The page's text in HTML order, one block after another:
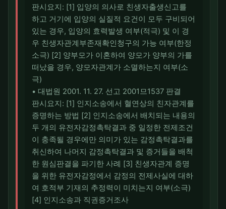
판시요지: [1] 입양의 의사로 친생자출생신고를
하고 거기에 입양의 실질적 요건이 모두 구비되어
있는 경우, 입양의 효력발생 여부(적극) 및 이 경
우 친생자관계부존재확인청구의 가능 여부(한정
소극) [2] 양부모가 이혼하여 양모가 양부의 가를
떠났을 경우, 양모자관계가 소멸하는지 여부(소
극)
• 대법원 2001. 11. 27. 선고 2001므1537 판결
판시요지: [1] 인지소송에서 혈연상의 친자관계를
증명하는 방법 [2] 인지소송에서 배치되는 내용의
두 개의 유전자감정촉탁결과 중 일정한 전제조건
이 충족될 경우에만 의미가 있는 감정촉탁결과를
취신하여 나머지 감정촉탁결과 및 증거들을 배척
한 원심판결을 파기한 사례 [3] 친생자관계 증명
을 위한 유전자감정에서 감정의 전제사실에 대하
여 호적부 기재의 추정력이 미치는지 여부(소극)
[4] 인지소송과 직권증거조사